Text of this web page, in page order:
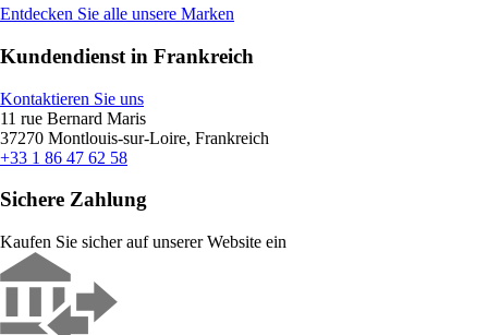
Entdecken Sie alle unsere Marken
Kundendienst in Frankreich
Kontaktieren Sie uns
11 rue Bernard Maris
37270 Montlouis-sur-Loire, Frankreich
+33 1 86 47 62 58
Sichere Zahlung
Kaufen Sie sicher auf unserer Website ein